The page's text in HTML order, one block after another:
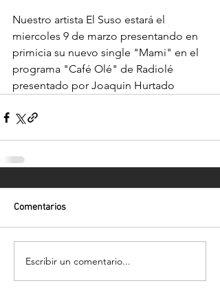
Nuestro artista El Suso estará el
miercoles 9 de marzo presentando en
primicia su nuevo single "Mami" en el
programa "Café Olé" de Radiolé
presentado por Joaquin Hurtado
Comentarios
Escribir un comentario...